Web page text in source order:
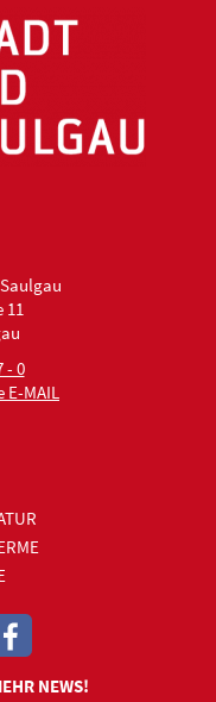
- 0
MAIL
NEWS!